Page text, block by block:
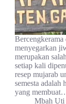
Bercengkerama
menyegarkan
merupakan
setiap kali
resep mujarab
semesta adalah
yang
Mbah Uti